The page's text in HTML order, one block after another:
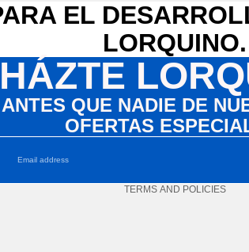
EL
LORQUINO.
HÁZTE
QUE NADIE DE
OFERTAS
TERMS AND POLICIES